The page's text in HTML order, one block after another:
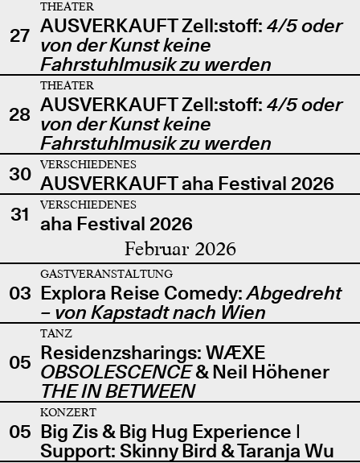
27
THEATER
AUSVERKAUFT Zell:stoff: 4/5 oder
von der Kunst keine
Fahrstuhlmusik zu werden
28
THEATER
AUSVERKAUFT Zell:stoff: 4/5 oder
von der Kunst keine
Fahrstuhlmusik zu werden
30
VERSCHIEDENES
AUSVERKAUFT aha Festival 2026
31
VERSCHIEDENES
aha Festival 2026
Februar 2026
03
GASTVERANSTALTUNG
Explora Reise Comedy:Abgedreht
– von Kapstadt nach Wien
05
TANZ
Residenzsharings: WÆXE
OBSOLESCENCE& Neil Höhener
THE IN BETWEEN
05
KONZERT
Big Zis & Big Hug Experience |
Support: Skinny Bird & Taranja Wu